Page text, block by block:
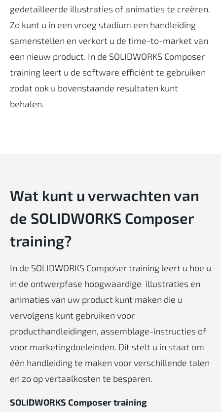
gedetailleerde illustraties of animaties te creëren.
Zo kunt u in een vroeg stadium een handleiding
samenstellen en verkort u de time-to-market van
een nieuw product. In de SOLIDWORKS Composer
training leert u de software efficiënt te gebruiken
zodat ook u bovenstaande resultaten kunt
behalen.
Wat kunt u verwachten van
de SOLIDWORKS Composer
training?
In de SOLIDWORKS Composer training leert u hoe u
in de ontwerpfase hoogwaardige illustraties en
animaties van uw product kunt maken die u
vervolgens kunt gebruiken voor
producthandleidingen, assemblage-instructies of
voor marketingdoeleinden. Dit stelt u in staat om
één handleiding te maken voor verschillende talen
en zo op vertaalkosten te besparen.
SOLIDWORKS Composer training